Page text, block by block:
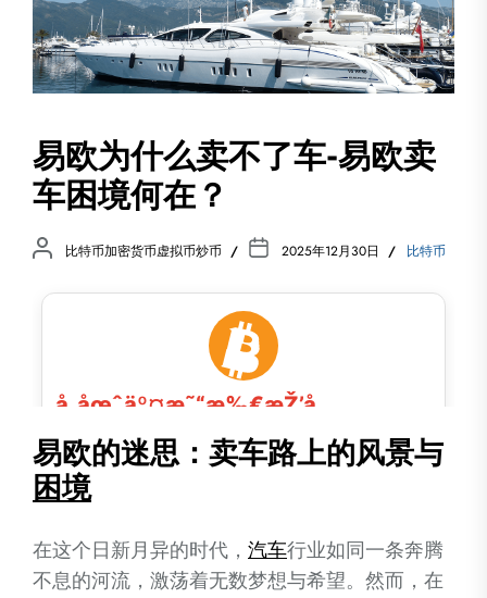
易欧为什么卖不了车-易欧卖
车困境何在？
比特币加密货币虚拟币炒币 2025年12月30日 比特币
易欧的迷思：卖车路上的风景与
困境
在这个日新月异的时代， 汽车行业如同一条奔腾
不息的河流，激荡着无数梦想与希望。然而，在